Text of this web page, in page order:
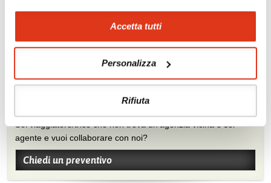
Accetta tutti
Personalizza
Rifiuta
Condividi con gli altri viaggiatori le tue esperienze e scambia
consigli e suggerimenti sulle tue località preferite.
Visita la nostra pagina Facebook
Sei viaggiatore/trice che non trova un’agenzia vicina o sei
agente e vuoi collaborare con noi?
Chiedi un preventivo